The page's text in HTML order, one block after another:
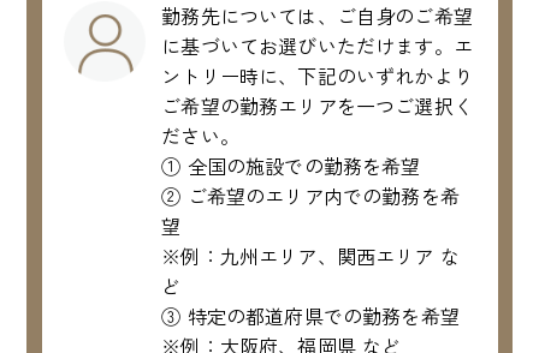
勤務先については、ご自身のご希望
に基づいてお選びいただけます。エ
ントリー時に、下記のいずれかより
ご希望の勤務エリアを一つご選択く
ださい。
① 全国の施設での勤務を希望
② ご希望のエリア内での勤務を希
望
※例：九州エリア、関西エリア な
ど
③ 特定の都道府県での勤務を希望
※例：大阪府、福岡県 など